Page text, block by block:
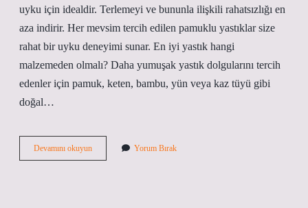
uyku için idealdir. Terlemeyi ve bununla ilişkili rahatsızlığı en
aza indirir. Her mevsim tercih edilen pamuklu yastıklar size
rahat bir uyku deneyimi sunar. En iyi yastık hangi
malzemeden olmalı? Daha yumuşak yastık dolgularını tercih
edenler için pamuk, keten, bambu, yün veya kaz tüyü gibi
doğal…
Devamını okuyunPamuk
Yastık
Yorum Bırak